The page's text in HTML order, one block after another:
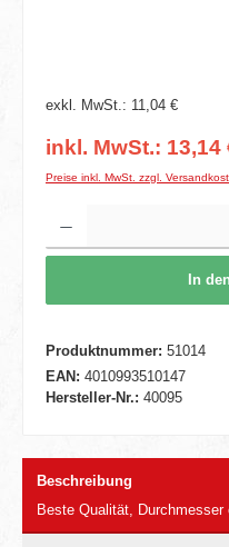
exkl. MwSt.: 11,04 €
inkl. MwSt.: 13,14
Preise inkl. MwSt. zzgl.
In
Produktnummer: 51014
EAN: 4010993510147
Hersteller-Nr.: 40095
Beschreibung
Beste Qualität, Durchmesser